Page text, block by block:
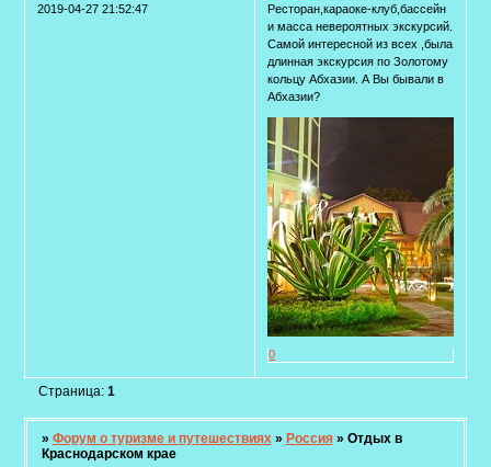
2019-04-27 21:52:47
Ресторан,караоке-клуб,бассейн
и масса невероятных экскурсий.
Самой интересной из всех ,была
длинная экскурсия по Золотому
кольцу Абхазии. А Вы бывали в
Абхазии?
0
Страница: 1
» Форум о туризме и путешествиях » Россия » Отдых в
Краснодарском крае